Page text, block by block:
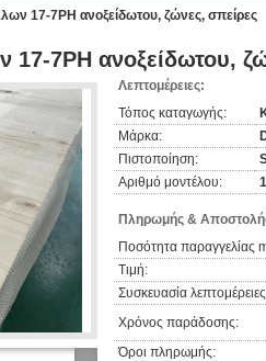
17-7PH ανοξείδωτου, ζώνες, σπείρες
17-7PH ανοξείδωτου,
Λεπτομέρειες:
Τόπος καταγωγής:
Μάρκα:
Πιστοποίηση:
Αριθμό μοντέλου:
Πληρωμής &
Ποσότητα παραγγελίας
Τιμή:
Συσκευασία
Χρόνος παράδοσης:
Όροι πληρωμής: